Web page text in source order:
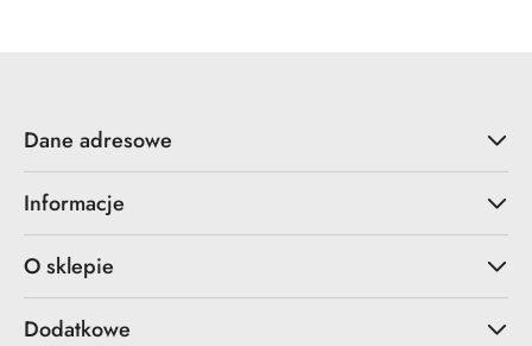
Dane adresowe
Informacje
O sklepie
Dodatkowe